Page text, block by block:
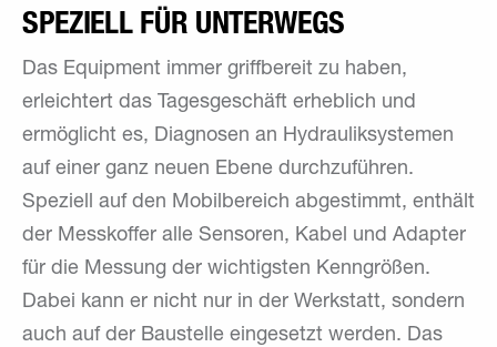
SPEZIELL FÜR UNTERWEGS
Das Equipment immer griffbereit zu haben,
erleichtert das Tagesgeschäft erheblich und
ermöglicht es, Diagnosen an Hydrauliksystemen
auf einer ganz neuen Ebene durchzuführen.
Speziell auf den Mobilbereich abgestimmt, enthält
der Messkoffer alle Sensoren, Kabel und Adapter
für die Messung der wichtigsten Kenngrößen.
Dabei kann er nicht nur in der Werkstatt, sondern
auch auf der Baustelle eingesetzt werden. Das